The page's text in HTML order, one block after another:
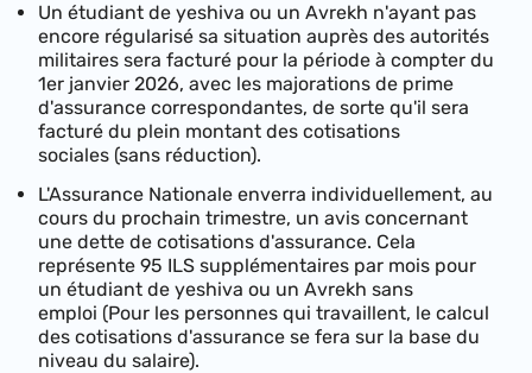
Un étudiant de yeshiva ou un Avrekh n'ayant pas
encore régularisé sa situation auprès des autorités
militaires sera facturé pour la période à compter du
1er janvier 2026, avec les majorations de prime
d'assurance correspondantes, de sorte qu'il sera
facturé du plein montant des cotisations
sociales (sans réduction).
L'Assurance Nationale enverra individuellement, au
cours du prochain trimestre, un avis concernant
une dette de cotisations d'assurance. Cela
représente 95 ILS supplémentaires par mois pour
un étudiant de yeshiva ou un Avrekh sans
emploi (Pour les personnes qui travaillent, le calcul
des cotisations d'assurance se fera sur la base du
niveau du salaire).